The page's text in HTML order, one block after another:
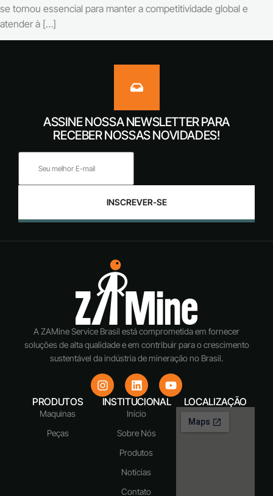
se tornou essencial para manter a competitividade global e
atender à […]
ASSINE NOSSA NEWSLETTER PARA
RECEBER NOSSAS NOVIDADES!
INSCREVER-SE
A ZAMine Service Brasil está comprometida em fornecer
soluções de alta qualidade e em contribuir para o crescimento
sustentável da indústria de mineração no Brasil.
PRODUTOS
Maquinas
Peças
INSTITUCIONAL
Início
Sobre Nós
Produtos
Notícias
Contato
LOCALIZAÇÃO